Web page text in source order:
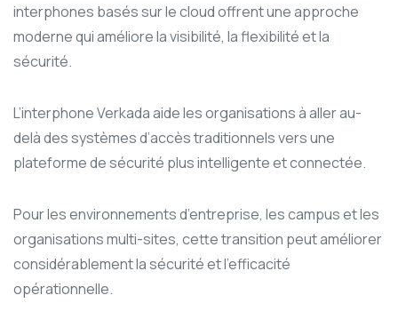
interphones basés sur le cloud offrent une approche
moderne qui améliore la visibilité, la flexibilité et la
sécurité.
L’interphone Verkada aide les organisations à aller au-
delà des systèmes d’accès traditionnels vers une
plateforme de sécurité plus intelligente et connectée.
Pour les environnements d’entreprise, les campus et les
organisations multi-sites, cette transition peut améliorer
considérablement la sécurité et l’efficacité
opérationnelle.